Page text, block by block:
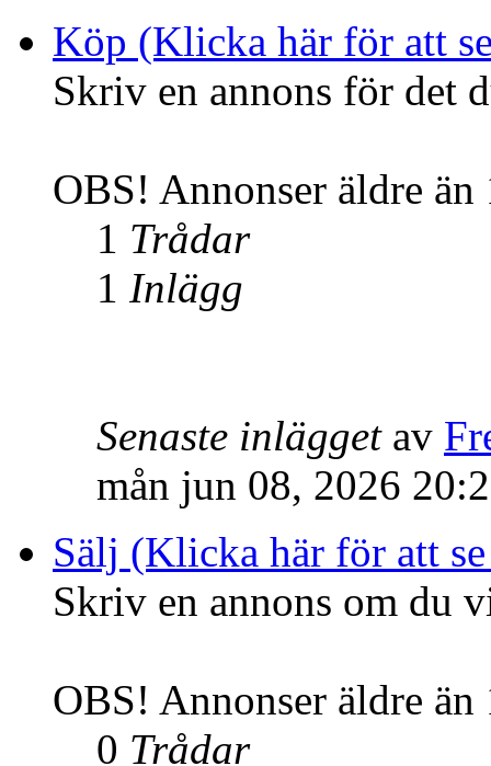
Köp (Klicka här för att
Skriv en annons för det
OBS! Annonser äldre
1 Trådar
1 Inlägg
Senaste inläggetav
mån jun 08, 2026
Sälj (Klicka här för att
Skriv en annons om du
OBS! Annonser äldre
0 Trådar